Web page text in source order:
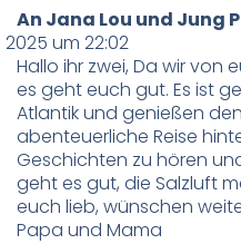
An Jana Lou und Jung
2025 um 22:02
Hallo ihr zwei, Da wir von
es geht euch gut. Es ist
Atlantik und genießen
abenteuerliche Reise
Geschichten zu hören
geht es gut, die Salzluft
euch lieb, wünschen
Papa und Mama